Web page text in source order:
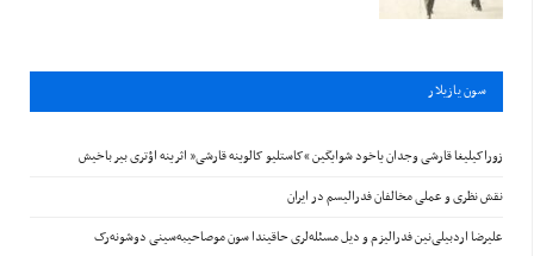
سون يازيلار
زوراکیلیغا قارشی وجدان یاخود شوایگین “کاستلیو کالوینه قارشی” اثرینه اؤتری بیر باخیش
نقش نظری و عملی مخالفان فدرالیسم در ایران
علیرضا اردبیلی‌نین فدرالیزم و دیل مسئله‌لری حاقیندا سون موصاحیبه‌سینی دوشونه‌رک